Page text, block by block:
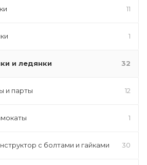
11
1
и ледянки 32
и парты 12
1
с болтами и гайками 30